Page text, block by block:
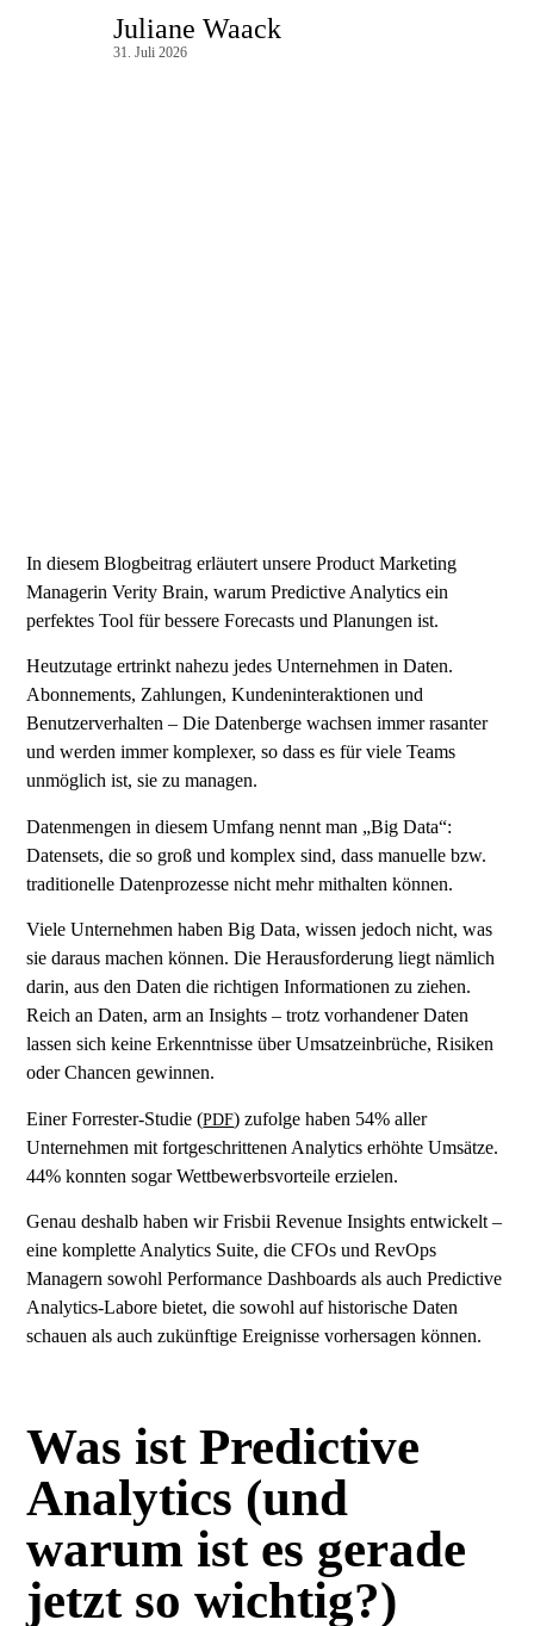
Juliane Waack
31. Juli 2026
In diesem Blogbeitrag erläutert unsere Product Marketing
Managerin Verity Brain, warum Predictive Analytics ein
perfektes Tool für bessere Forecasts und Planungen ist.
Heutzutage ertrinkt nahezu jedes Unternehmen in Daten.
Abonnements, Zahlungen, Kundeninteraktionen und
Benutzerverhalten – Die Datenberge wachsen immer rasanter
und werden immer komplexer, so dass es für viele Teams
unmöglich ist, sie zu managen.
Datenmengen in diesem Umfang nennt man „Big Data“:
Datensets, die so groß und komplex sind, dass manuelle bzw.
traditionelle Datenprozesse nicht mehr mithalten können.
Viele Unternehmen haben Big Data, wissen jedoch nicht, was
sie daraus machen können. Die Herausforderung liegt nämlich
darin, aus den Daten die richtigen Informationen zu ziehen.
Reich an Daten, arm an Insights – trotz vorhandener Daten
lassen sich keine Erkenntnisse über Umsatzeinbrüche, Risiken
oder Chancen gewinnen.
Einer Forrester-Studie (PDF) zufolge haben 54% aller
Unternehmen mit fortgeschrittenen Analytics erhöhte Umsätze.
44% konnten sogar Wettbewerbsvorteile erzielen.
Genau deshalb haben wir Frisbii Revenue Insights entwickelt –
eine komplette Analytics Suite, die CFOs und RevOps
Managern sowohl Performance Dashboards als auch Predictive
Analytics-Labore bietet, die sowohl auf historische Daten
schauen als auch zukünftige Ereignisse vorhersagen können.
Was ist Predictive
Analytics (und
warum ist es gerade
jetzt so wichtig?)